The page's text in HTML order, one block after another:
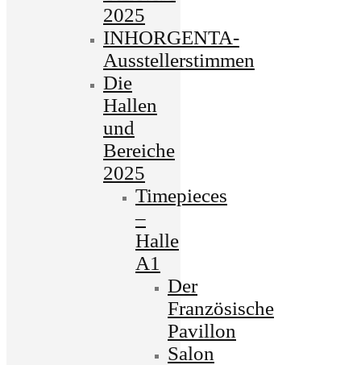
2025
INHORGENTA-
Ausstellerstimmen
Die
Hallen
und
Bereiche
2025
Timepieces
–
Halle
A1
Der
Französische
Pavillon
Salon